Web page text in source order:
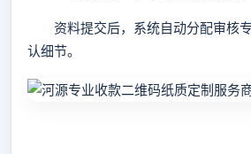
资料提交后，系统自动分配审核专
认细节。